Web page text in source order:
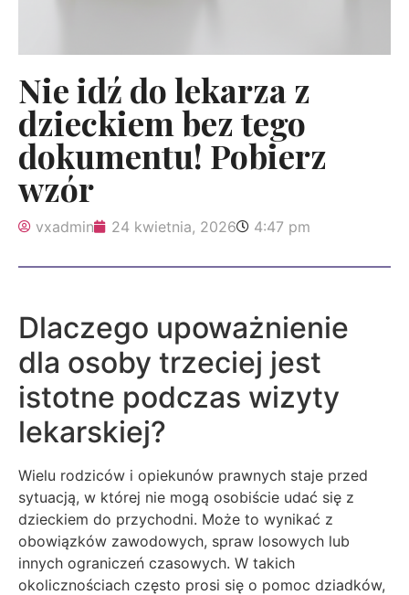
Nie idź do lekarza z
dzieckiem bez tego
dokumentu! Pobierz
wzór
vxadmin 24 kwietnia, 2026 4:47 pm
Dlaczego upoważnienie
dla osoby trzeciej jest
istotne podczas wizyty
lekarskiej?
Wielu rodziców i opiekunów prawnych staje przed
sytuacją, w której nie mogą osobiście udać się z
dzieckiem do przychodni. Może to wynikać z
obowiązków zawodowych, spraw losowych lub
innych ograniczeń czasowych. W takich
okolicznościach często prosi się o pomoc dziadków,